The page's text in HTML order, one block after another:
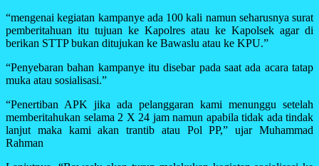
“mengenai kegiatan kampanye ada 100 kali namun seharusnya surat
pemberitahuan itu tujuan ke Kapolres atau ke Kapolsek agar di
berikan STTP bukan ditujukan ke Bawaslu atau ke KPU.”
“Penyebaran bahan kampanye itu disebar pada saat ada acara tatap
muka atau sosialisasi.”
“Penertiban APK jika ada pelanggaran kami menunggu setelah
memberitahukan selama 2 X 24 jam namun apabila tidak ada tindak
lanjut maka kami akan trantib atau Pol PP,” ujar Muhammad
Rahman